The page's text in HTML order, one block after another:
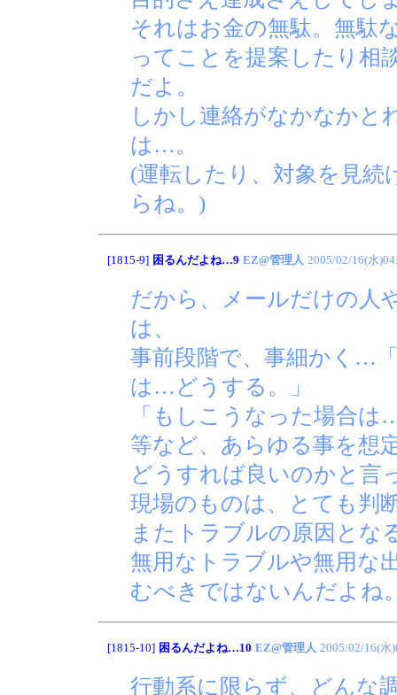
それはお金の無駄。無駄
ってことを提案したり相
だよ。
しかし連絡がなかなか
は…。
(運転したり、対象を見
らね。)
[1815-9] 困るんだよね…9 EZ@管理人 2005/02/16(水
だから、メールだけの人
は、
事前段階で、事細かく…
は…どうする。」
「もしこうなった場合
等など、あらゆる事を想
どうすれば良いのかと
現場のものは、とても判
またトラブルの原因とな
無用なトラブルや無用な
むべきではないんだよね
[1815-10] 困るんだよね…10 EZ@管理人 2005/02/16(水
行動系に限らず、どんな